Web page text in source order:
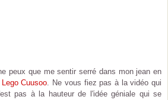
peux que me sentir serré dans mon jean en
Lego Cuusoo. Ne vous fiez pas à la vidéo qui
pas à la hauteur de l'idée géniale qui se